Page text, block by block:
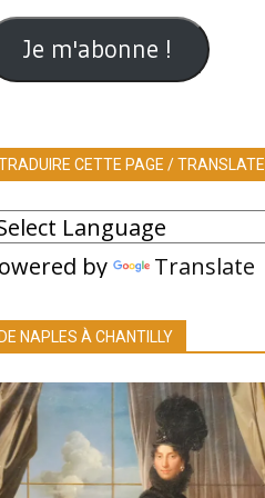
Je m'abonne !
CETTE PAGE / TRANSLATE
by Translate
NAPLES À CHANTILLY